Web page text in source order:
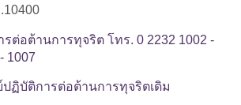
ต่อต้านการทุจริต โทร. 0 2232 1002 -
1007
ปฏิบัติการต่อต้านการทุจริตเดิม